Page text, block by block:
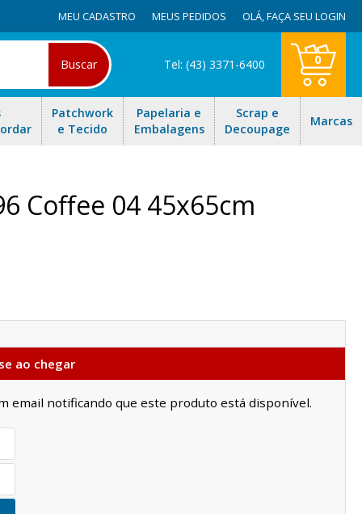
MEU CADASTRO MEUS PEDIDOS OLÁ,FAÇA SEU LOGIN
Buscar Tel: (43) 3371-6400 0
Patchwork
e Tecido
Papelaria e
Embalagens
Scrap e
Decoupage
Marcas
Coffee 04 45x65cm
ao chegar
email notificando que este produto está disponível.